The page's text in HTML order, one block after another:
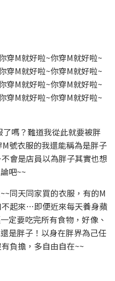
穿M就好啦~你穿M就好啦~
穿M就好啦~你穿M就好啦~
穿M就好啦~你穿M就好啦~
穿M就好啦~你穿M就好啦~
嗎？難道我從此就要被胖
號衣服的我還能稱為是胖子
會是店員以為胖子其實也想
吧~~
同天同家買的衣服，有的M
起來…即便近來每天養身蘋
定要吃完所有食物，好像、
是胖子！以身在胖界為己任
負擔，多自由自在~~